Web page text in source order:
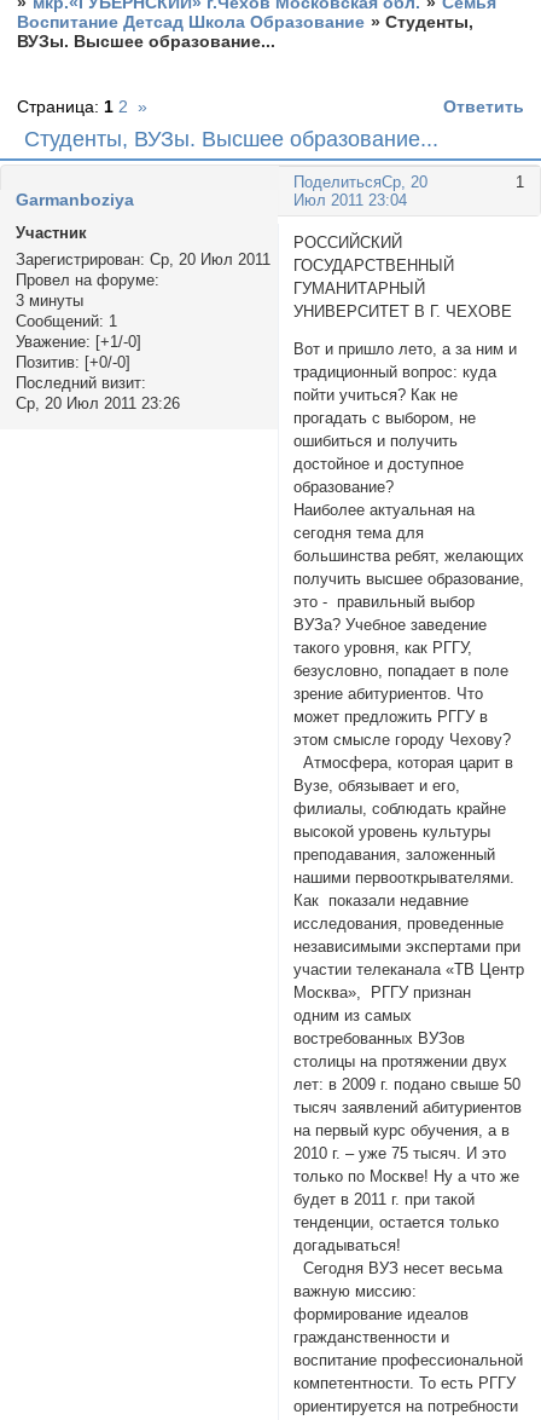
Воспитание Детсад Школа Образование »Студенты,
ВУЗы. Высшее образование...
Студенты, ВУЗы. Высшее образование...
Страница: 1 2 » Ответить
Поделиться 1
Ср, 20
Июл 2011 23:04
Garmanboziya
Участник
Зарегистрирован: Ср, 20 Июл 2011
Провел на форуме:
3 минуты
Сообщений: 1
Уважение: [+1/-0]
Позитив: [+0/-0]
Последний визит:
Ср, 20 Июл 2011 23:26
РОССИЙСКИЙ
ГОСУДАРСТВЕННЫЙ
ГУМАНИТАРНЫЙ
УНИВЕРСИТЕТ В Г. ЧЕХОВЕ
Вот и пришло лето, а за ним и
традиционный вопрос: куда
пойти учиться? Как не
прогадать с выбором, не
ошибиться и получить
достойное и доступное
образование?
Наиболее актуальная на
сегодня тема для
большинства ребят, желающих
получить высшее образование,
это - правильный выбор
ВУЗа? Учебное заведение
такого уровня, как РГГУ,
безусловно, попадает в поле
зрение абитуриентов. Что
может предложить РГГУ в
этом смысле городу Чехову?
Атмосфера, которая царит в
Вузе, обязывает и его,
филиалы, соблюдать крайне
высокой уровень культуры
преподавания, заложенный
нашими первооткрывателями.
Как показали недавние
исследования, проведенные
независимыми экспертами при
участии телеканала «ТВ Центр
Москва», РГГУ признан
одним из самых
востребованных ВУЗов
столицы на протяжении двух
лет: в 2009 г. подано свыше 50
тысяч заявлений абитуриентов
на первый курс обучения, а в
2010 г. – уже 75 тысяч. И это
только по Москве! Ну а что же
будет в 2011 г. при такой
тенденции, остается только
догадываться!
Сегодня ВУЗ несет весьма
важную миссию:
формирование идеалов
гражданственности и
воспитание профессиональной
компетентности. То есть РГГУ
ориентируется на потребности